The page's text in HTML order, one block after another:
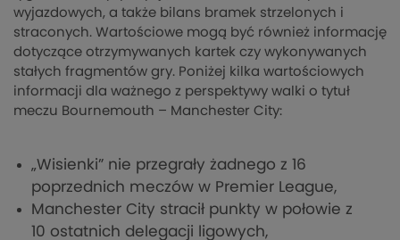
wyjazdowych, a także bilans bramek strzelonych i
straconych. Wartościowe mogą być również informację
dotyczące otrzymywanych kartek czy wykonywanych
stałych fragmentów gry. Poniżej kilka wartościowych
informacji dla ważnego z perspektywy walki o tytuł
meczu Bournemouth – Manchester City:
„Wisienki” nie przegrały żadnego z 16
poprzednich meczów w Premier League,
Manchester City stracił punkty w połowie z
10 ostatnich delegacji ligowych,